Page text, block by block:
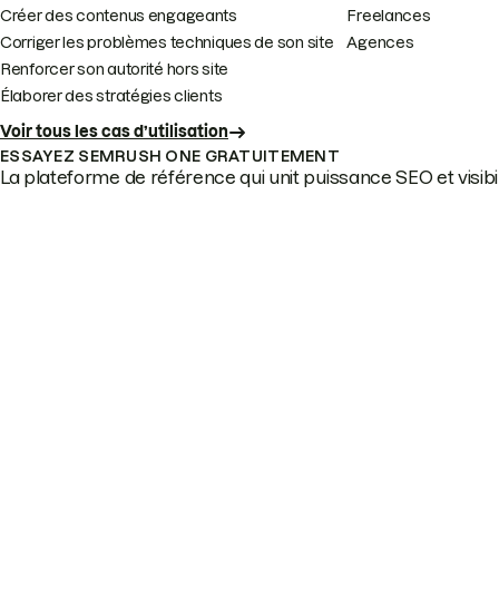
Créer des contenus engageants
Corriger les problèmes techniques de son site
Renforcer son autorité hors site
Élaborer des stratégies clients
Voir tous les cas d’utilisation
Freelances
Agences
ESSAYEZ SEMRUSH ONE GRATUITEMENT
La plateforme de référence qui unit puissance SEO et